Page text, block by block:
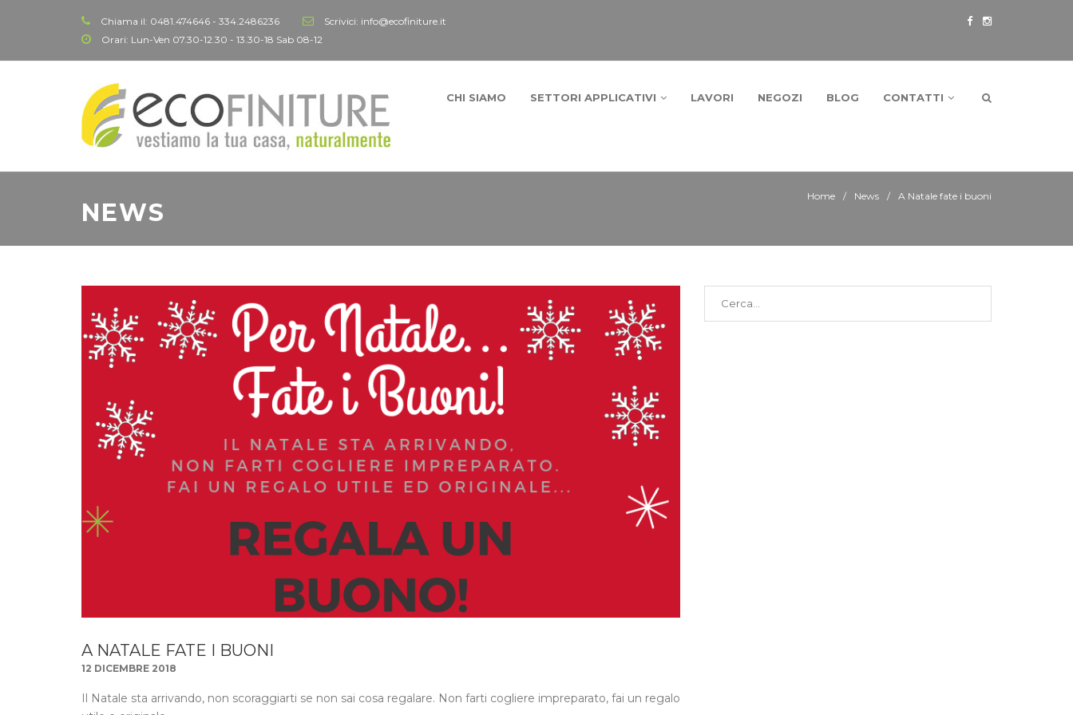
Chiama il: 0481.474646 - 334.2486236 Scrivici: info@ecofiniture.it
Orari: Lun-Ven 07.30-12.30 - 13.30-18 Sab 08-12
CHI SIAMO SETTORI APPLICATIVI LAVORI NEGOZI BLOG CONTATTI
NEWS
Home News A Natale fate i buoni
A NATALE FATE I BUONI
12 DICEMBRE 2018
Il Natale sta arrivando, non scoraggiarti se non sai cosa regalare. Non farti cogliere impreparato, fai un regalo